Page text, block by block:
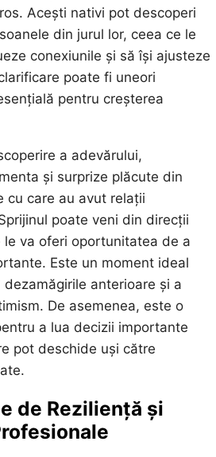
Acești nativi pot descoperi
din jurul lor, ceea ce le
conexiunile și să își ajusteze
poate fi uneori
pentru creșterea
a adevărului,
și surprize plăcute din
cu care au avut relații
poate veni din direcții
va oferi oportunitatea de a
Este un moment ideal
anterioare și a
De asemenea, este o
a lua decizii importante
pot deschide uși către
de Reziliență și